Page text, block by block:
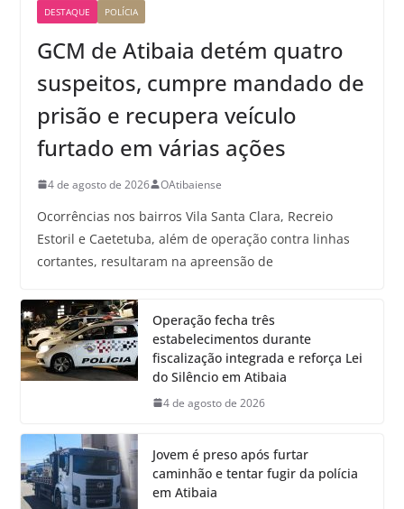
DESTAQUE POLÍCIA
GCM de Atibaia detém quatro
suspeitos, cumpre mandado de
prisão e recupera veículo
furtado em várias ações
4 de agosto de 2026 OAtibaiense
Ocorrências nos bairros Vila Santa Clara, Recreio
Estoril e Caetetuba, além de operação contra linhas
cortantes, resultaram na apreensão de
Operação fecha três
estabelecimentos durante
fiscalização integrada e reforça Lei
do Silêncio em Atibaia
4 de agosto de 2026
Jovem é preso após furtar
caminhão e tentar fugir da polícia
em Atibaia